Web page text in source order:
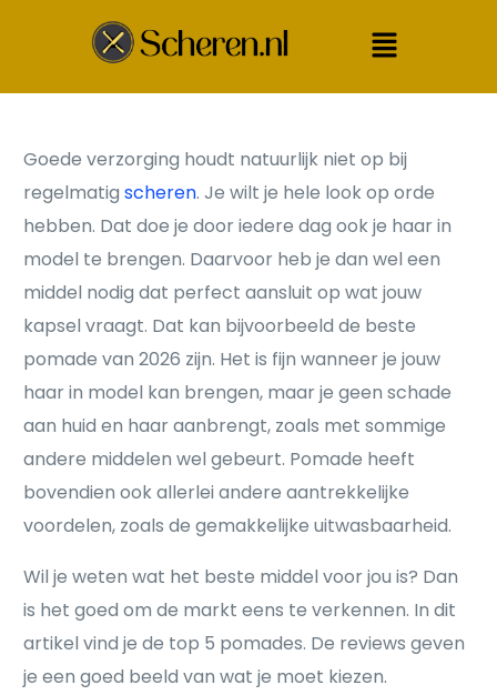
Goede verzorging houdt natuurlijk niet op bij
regelmatigscheren. Je wilt je hele look op orde
hebben. Dat doe je door iedere dag ook je haar in
model te brengen. Daarvoor heb je dan wel een
middel nodig dat perfect aansluit op wat jouw
kapsel vraagt. Dat kan bijvoorbeeld de beste
pomade van 2026 zijn. Het is fijn wanneer je jouw
haar in model kan brengen, maar je geen schade
aan huid en haar aanbrengt, zoals met sommige
andere middelen wel gebeurt. Pomade heeft
bovendien ook allerlei andere aantrekkelijke
voordelen, zoals de gemakkelijke uitwasbaarheid.
Wil je weten wat het beste middel voor jou is? Dan
is het goed om de markt eens te verkennen. In dit
artikel vind je de top 5 pomades. De reviews geven
je een goed beeld van wat je moet kiezen.